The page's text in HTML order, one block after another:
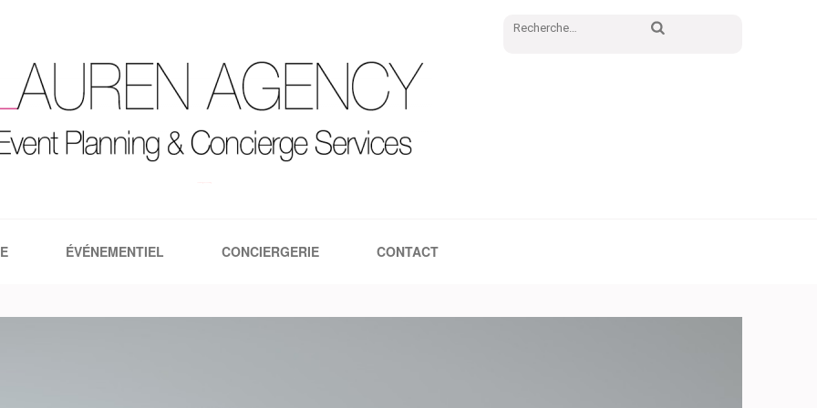
Rechercher :
ÉVÉNEMENTIEL CONCIERGERIE CONTACT